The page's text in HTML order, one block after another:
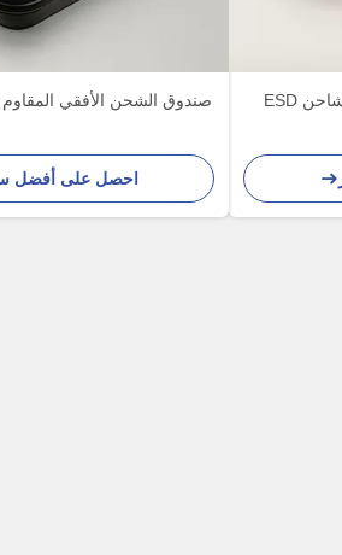
8 بوصة الأسود الأفقي رقاقة الشاحن ESD
صندوق الشحن الأفقي المقاوم
احصل على أفضل